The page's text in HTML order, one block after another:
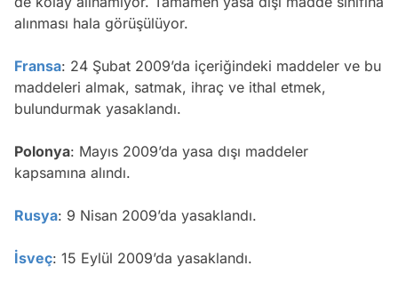
alınması hala görüşülüyor.
Fransa: 24 Şubat 2009’da içeriğindeki maddeler ve bu
maddeleri almak, satmak, ihraç ve ithal etmek,
bulundurmak yasaklandı.
Polonya: Mayıs 2009’da yasa dışı maddeler
kapsamına alındı.
Rusya: 9 Nisan 2009’da yasaklandı.
İsveç: 15 Eylül 2009’da yasaklandı.